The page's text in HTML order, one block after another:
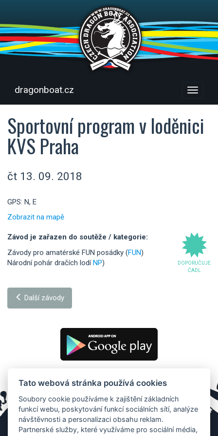
Menu
dragonboat.cz
Sportovní program v loděnici
KVS Praha
čt 13. 09. 2018
GPS: N, E
Zobrazit na mapě
DOPORUČUJE
ČADL
Závod je zařazen do soutěže / kategorie:
Závody pro amatérské FUN posádky (FUN)
Národní pohár dračích lodíNP)
Další závody
Tato webová stránka používá cookies
Soubory cookie používáme k zajištění základních
funkcí webu, poskytování funkcí sociálních sítí, analýze
návštěvnosti a personalizaci obsahu reklam.
Partnerské služby, které využíváme pro sociální média,